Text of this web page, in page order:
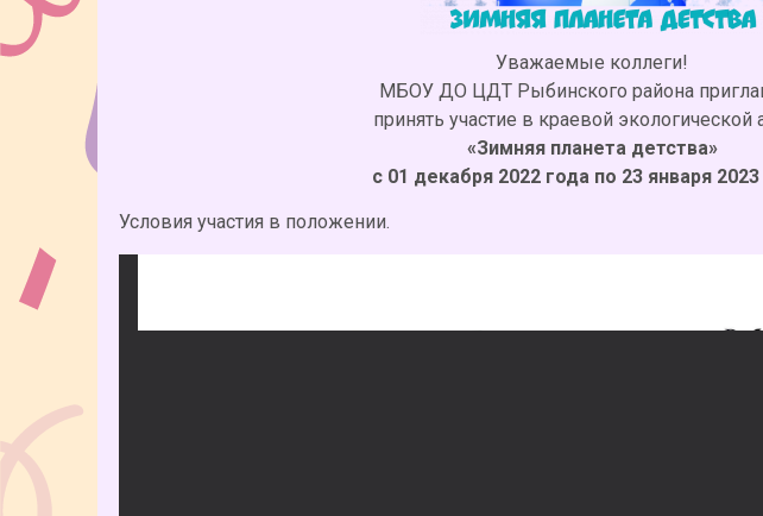
Уважаемые коллеги!
МБОУ ДО ЦДТ Рыбинского района
принять участие в краевой экологической
«Зимняя планета детства»
с 01 декабря 2022 года по 23 января 2023
Условия участия в положении.